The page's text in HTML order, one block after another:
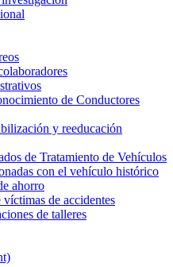
de Conductores
y reeducación
de Tratamiento de Vehículos
con el vehículo histórico
ahorro
de accidentes
de talleres